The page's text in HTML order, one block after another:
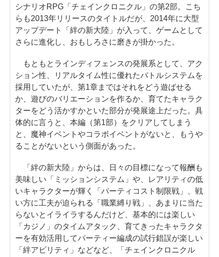
シナリオRPG「チェインクロニクル」の第2部。こち
らも2013年リリースのタイトルだが、2014年に大型
アップデート「絆の新大陸」が入って、ゲームとして
さらに進化し、おもしろさに磨きが掛かった。
もともとラインディフェンスの発展系として、アク
ション性、リアルタイム性に優れたバトルシステムを
採用していたが、第1章まではそれをどう遊ばせる
か、遊びのバリエーションを作るか、育てたキャラク
ターをどう活かすかといた部分が発展途上だった。具
体的に言うと、本編（第1部）をクリアしてしまう
と、魔神イベントやコラボイベントがないと、もうや
ることがないという側面があった。
「絆の新大陸」からは、日々の目標になって報酬も
美味しい「ミッションシステム」や、レアリティの低
いキャラクターが輝く「パーティコスト制限戦」、戦
い方に工夫が迫られる「職業縛り戦」、あまりに当た
らないとイライラするんだけど、基本的には楽しい
「カジノ」のタイムアタック、育てきったキャラクタ
ーを有効活用してパーティー編成の試行錯誤が楽しい
「絆アビリティ」などなど、「チェインクロニクル